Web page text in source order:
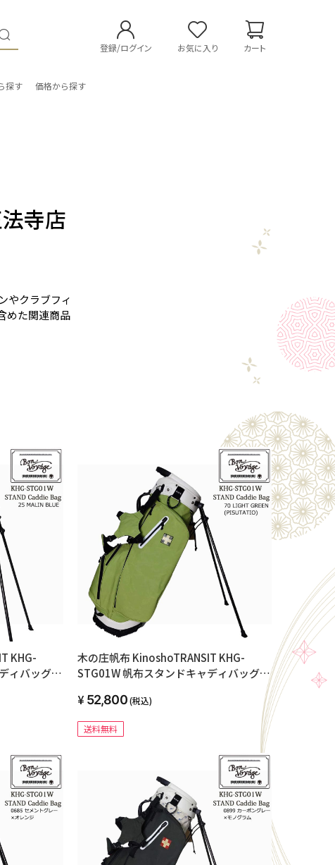
登録/ログイン お気に入り カート
探す 価格から探す
寺店
やクラブフィ
めた関連商品
KHG-
ィバッグ
木の庄帆布 KinoshoTRANSIT KHG-
STG01W 帆布スタンドキャディバッグ
52,800(税込)
送料無料